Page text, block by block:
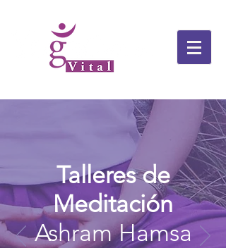
Talleres de
Meditación
Ashram Hamsa